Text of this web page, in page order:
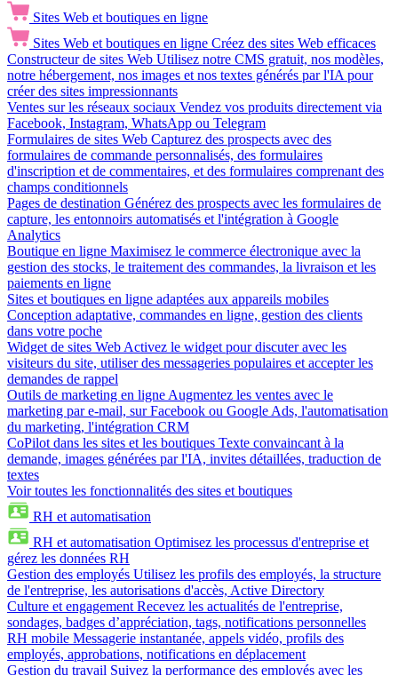
Sites Web et boutiques en ligne
Sites Web et boutiques en ligne Créez des sites Web efficaces
Constructeur de sites Web Utilisez notre CMS gratuit, nos modèles,
notre hébergement, nos images et nos textes générés par l'IA pour
créer des sites impressionnants
Ventes sur les réseaux sociaux Vendez vos produits directement via
Facebook, Instagram, WhatsApp ou Telegram
Formulaires de sites Web Capturez des prospects avec des
formulaires de commande personnalisés, des formulaires
d'inscription et de commentaires, et des formulaires comprenant des
champs conditionnels
Pages de destination Générez des prospects avec les formulaires de
capture, les entonnoirs automatisés et l'intégration à Google
Analytics
Boutique en ligne Maximisez le commerce électronique avec la
gestion des stocks, le traitement des commandes, la livraison et les
paiements en ligne
Sites et boutiques en ligne adaptées aux appareils mobiles
Conception adaptative, commandes en ligne, gestion des clients
dans votre poche
Widget de sites Web Activez le widget pour discuter avec les
visiteurs du site, utiliser des messageries populaires et accepter les
demandes de rappel
Outils de marketing en ligne Augmentez les ventes avec le
marketing par e-mail, sur Facebook ou Google Ads, l'automatisation
du marketing, l'intégration CRM
CoPilot dans les sites et les boutiques Texte convaincant à la
demande, images générées par l'IA, invites détaillées, traduction de
textes
Voir toutes les fonctionnalités des sites et boutiques
RH et automatisation
RH et automatisation Optimisez les processus d'entreprise et
gérez les données RH
Gestion des employés Utilisez les profils des employés, la structure
de l'entreprise, les autorisations d'accès, Active Directory
Culture et engagement Recevez les actualités de l'entreprise,
sondages, badges d’appréciation, tags, notifications personnelles
RH mobile Messagerie instantanée, appels vidéo, profils des
employés, approbations, notifications en déplacement
Gestion du travail Suivez la performance des employés avec les